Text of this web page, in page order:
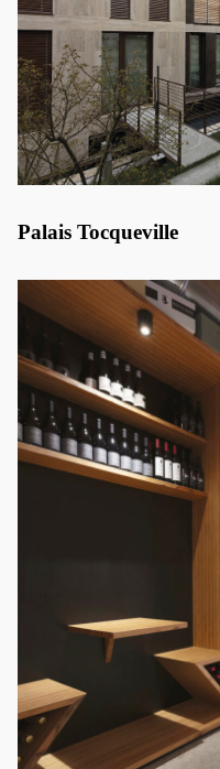
Palais Tocqueville